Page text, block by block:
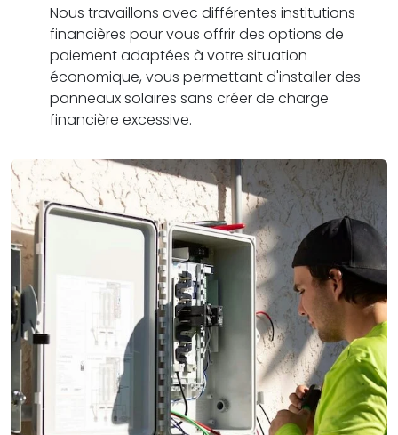
Nous travaillons avec différentes institutions
financières pour vous offrir des options de
paiement adaptées à votre situation
économique, vous permettant d'installer des
panneaux solaires sans créer de charge
financière excessive.